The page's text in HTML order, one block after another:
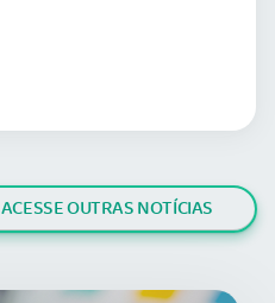
ACESSE OUTRAS NOTÍCIAS